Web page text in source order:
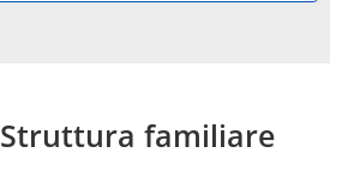
Struttura familiare